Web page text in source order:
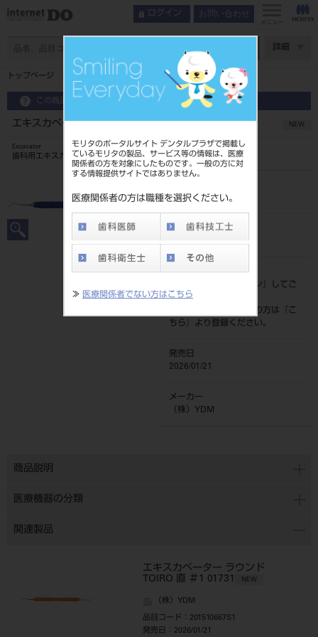
モリタのポータルサイト デンタルプラザで掲載し
ているモリタの製品、サービス等の情報は、医療
関係者の方を対象にしたものです。一般の方に対
する情報提供サイトではありません。
医療関係者の方は職種を選択ください。
≫ 医療関係者でない方はこちら
ログイン お問い合わせ
メニュー
詳細
トップページ エキスカベーター ラウンド TOIRO 直 ＃3 01733
この商品に関するお問い合わせ
エキスカベーター ラウンド TOIRO 直 ＃3 01733 NEW
Excavator
歯科用エキスカベータ
201510667S3
JAN/EANコード
標準価格
ログイン
』してご
覧ください。
ネット会員登録がまだの方は『
こ
ちら
』より登録ください。
発売日
2026/01/21
メーカー
（株）YDM
商品説明
医療機器の分類
関連製品
エキスカベーター ラウンド
TOIRO 直 ＃1 01731
NEW
（株）YDM
品目コード ：201510667S1
発売日
：2026/01/21